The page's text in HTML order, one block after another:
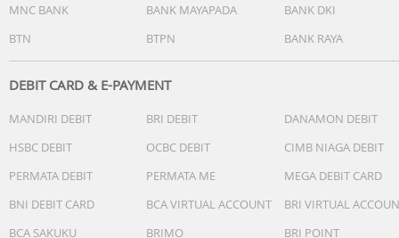
MNC BANK
BANK MAYAPADA
BANK DKI
BTN
BTPN BANK RAYA
DEBIT CARD & E-PAYMENT
MANDIRI DEBIT BRI DEBIT
DANAMON DEBIT
HSBC DEBIT
OCBC DEBIT
CIMB NIAGA DEBIT
PERMATA DEBIT
PERMATA ME
MEGA DEBIT CARD
BNI DEBIT CARD
BCA VIRTUAL ACCOUNT
BRI VIRTUAL
BCA SAKUKU
BRIMO
BRI POINT